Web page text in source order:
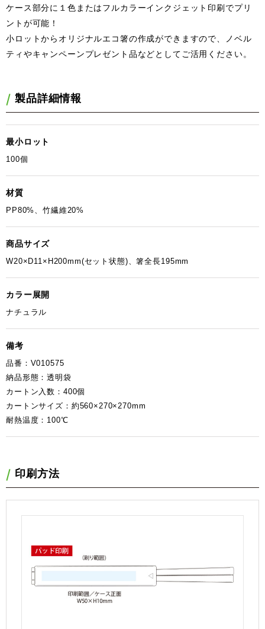
ケース部分に１色またはフルカラーインクジェット印刷でプリ
ントが可能！
小ロットからオリジナルエコ箸の作成ができますので、ノベル
ティやキャンペーンプレゼント品などとしてご活用ください。
製品詳細情報
最小ロット
100個
材質
PP80%、竹繊維20%
商品サイズ
W20×D11×H200mm(セット状態)、箸全長195mm
カラー展開
ナチュラル
備考
品番：V010575
納品形態：透明袋
カートン入数：400個
カートンサイズ：約560×270×270mm
耐熱温度：100℃
印刷方法